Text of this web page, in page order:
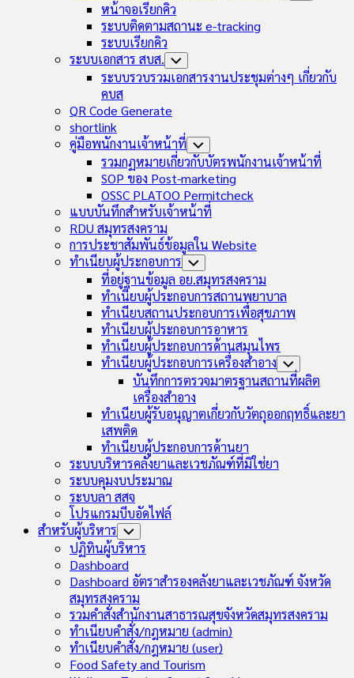
หน้าจอเรียกคิว
ระบบติดตามสถานะ e-tracking
ระบบเรียกคิว
ระบบเอกสาร สบส. Toggle
Child
Menu
ระบบรวบรวมเอกสารงานประชุมต่างๆ เกี่ยวกับ
คบส
QR Code Generate
shortlink
คู่มือพนักงานเจ้าหน้าที่ Toggle
Child
Menu
รวมกฏหมายเกี่ยวกับบัตรพนักงานเจ้าหน้าที่
SOP ของ Post-marketing
OSSC PLATOO Permitcheck
แบบบันทึกสำหรับเจ้าหน้าที่
RDU สมุทรสงคราม
การประชาสัมพันธ์ข้อมูลใน Website
ทำเนียบผู้ประกอบการ Toggle
Child
Menu
ที่อยู่ฐานข้อมูล อย.สมุทรสงคราม
ทำเนียบผู้ประกอบการสถานพยาบาล
ทำเนียบสถานประกอบการเพื่อสุขภาพ
ทำเนียบผู้ประกอบการอาหาร
ทำเนียบผู้ประกอบการด้านสมุนไพร
ทำเนียบผู้ประกอบการเครื่องสำอาง Toggle
Child
Menu
บันทึกการตรวจมาตรฐานสถานที่ผลิต
เครื่องสำอาง
ทำเนียบผู้รับอนุญาตเกี่ยวกับวัตถุออกฤทธิ์และยา
เสพติด
ทำเนียบผู้ประกอบการด้านยา
ระบบบริหารคลังยาและเวชภัณฑ์ที่มิใช่ยา
ระบบคุมงบประมาณ
ระบบลา สสจ
โปรแกรมบีบอัดไฟล์
สำหรับผู้บริหาร Toggle
Child
Menu
ปฏิทินผู้บริหาร
Dashboard
Dashboard อัตราสำรองคลังยาและเวชภัณฑ์ จังหวัด
สมุทรสงคราม
รวมคำสั่งสำนักงานสาธารณสุขจังหวัดสมุทรสงคราม
ทำเนียบคำสั่ง/กฎหมาย (admin)
ทำเนียบคำสั่ง/กฎหมาย (user)
Food Safety and Tourism